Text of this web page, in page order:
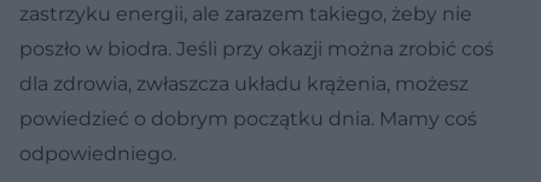
zastrzyku energii, ale zarazem takiego, żeby nie
poszło w biodra. Jeśli przy okazji można zrobić coś
dla zdrowia, zwłaszcza układu krążenia, możesz
powiedzieć o dobrym początku dnia. Mamy coś
odpowiedniego.